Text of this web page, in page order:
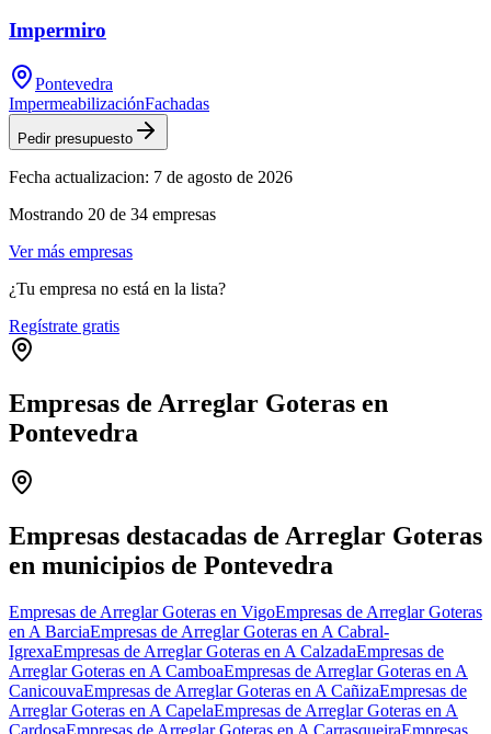
Impermiro
Pontevedra
ImpermeabilizaciónFachadas
Pedir presupuesto
Fecha actualizacion: 7 de agosto de 2026
Mostrando 20 de 34 empresas
Ver más empresas
¿Tu empresa no está en la lista?
Regístrate gratis
Empresas de Arreglar Goteras en
Pontevedra
−
Empresas destacadas de Arreglar Goteras
en municipios de Pontevedra
Empresas de Arreglar Goteras en VigoEmpresas de Arreglar Goteras
en A BarciaEmpresas de Arreglar Goteras en A Cabral-
IgrexaEmpresas de Arreglar Goteras en A CalzadaEmpresas de
Arreglar Goteras en A CamboaEmpresas de Arreglar Goteras en A
CanicouvaEmpresas de Arreglar Goteras en A CañizaEmpresas de
Arreglar Goteras en A CapelaEmpresas de Arreglar Goteras en A